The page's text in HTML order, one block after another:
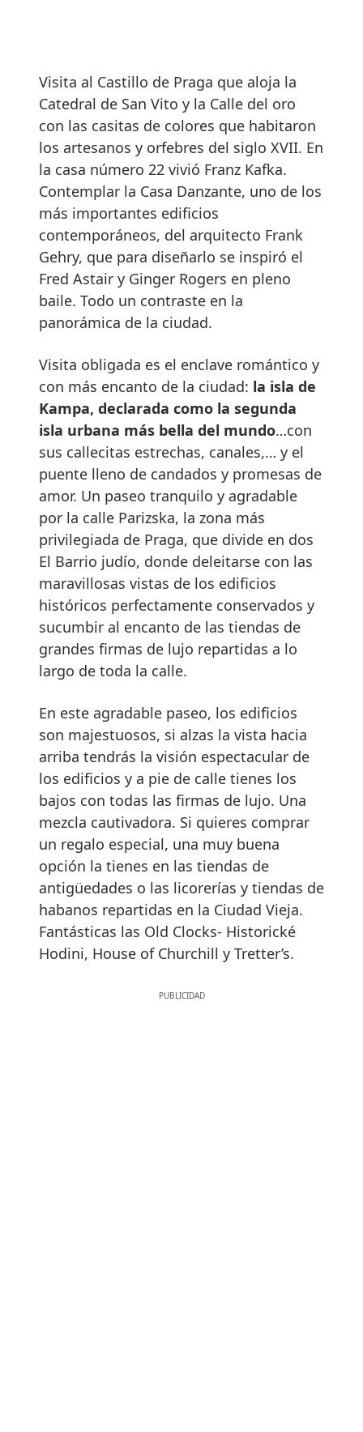
Visita al Castillo de Praga que aloja la
Catedral de San Vito y la Calle del oro
con las casitas de colores que habitaron
los artesanos y orfebres del siglo XVII. En
la casa número 22 vivió Franz Kafka.
Contemplar la Casa Danzante, uno de los
más importantes edificios
contemporáneos, del arquitecto Frank
Gehry, que para diseñarlo se inspiró el
Fred Astair y Ginger Rogers en pleno
baile. Todo un contraste en la
panorámica de la ciudad.
Visita obligada es el enclave romántico y
con más encanto de la ciudad: la isla de
Kampa, declarada como la segunda
isla urbana más bella del mundo…con
sus callecitas estrechas, canales,… y el
puente lleno de candados y promesas de
amor. Un paseo tranquilo y agradable
por la calle Parizska, la zona más
privilegiada de Praga, que divide en dos
El Barrio judío, donde deleitarse con las
maravillosas vistas de los edificios
históricos perfectamente conservados y
sucumbir al encanto de las tiendas de
grandes firmas de lujo repartidas a lo
largo de toda la calle.
En este agradable paseo, los edificios
son majestuosos, si alzas la vista hacia
arriba tendrás la visión espectacular de
los edificios y a pie de calle tienes los
bajos con todas las firmas de lujo. Una
mezcla cautivadora. Si quieres comprar
un regalo especial, una muy buena
opción la tienes en las tiendas de
antigüedades o las licorerías y tiendas de
habanos repartidas en la Ciudad Vieja.
Fantásticas las Old Clocks- Historické
Hodini, House of Churchill y Tretter’s.